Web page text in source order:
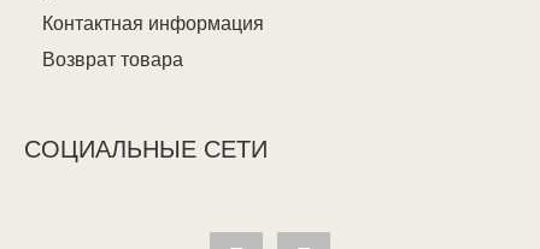
Контактная информация
Возврат товара
СОЦИАЛЬНЫЕ СЕТИ